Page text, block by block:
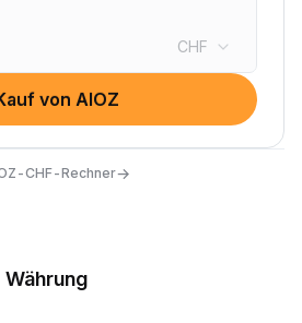
CHF
von AIOZ
CHF-Rechner→